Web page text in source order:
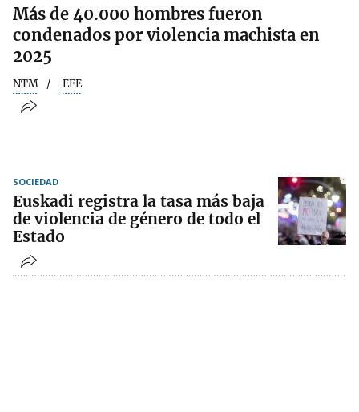
Más de 40.000 hombres fueron
condenados por violencia machista en
2025
NTM EFE
SOCIEDAD
Euskadi registra la tasa más baja
de violencia de género de todo el
Estado